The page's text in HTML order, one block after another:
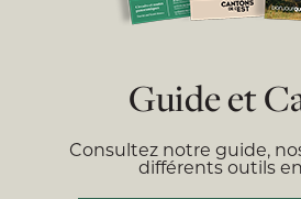
Guide et
Consultez notre guide,
différents outils